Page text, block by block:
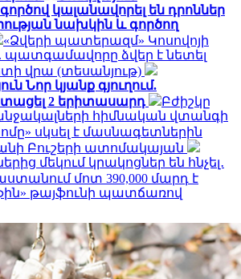
կալանավորել են դրոններ
նախկին և գործող
«Ձվերի պատերազմ» Կոսովոյի
պատգամավորը ձվեր է նետել
վրա (տեսանյութ)
Նոր կյանք գյուղում.
2 երիտասարդ
Բժիշկը
հիմնական վտանգի
սկսել է մասնագետներին
Բուշերի ատոմակայան
մեկում կրակոցներ են հնչել․
մոտ 390,000 մարդ է
թայֆունի պատճառով